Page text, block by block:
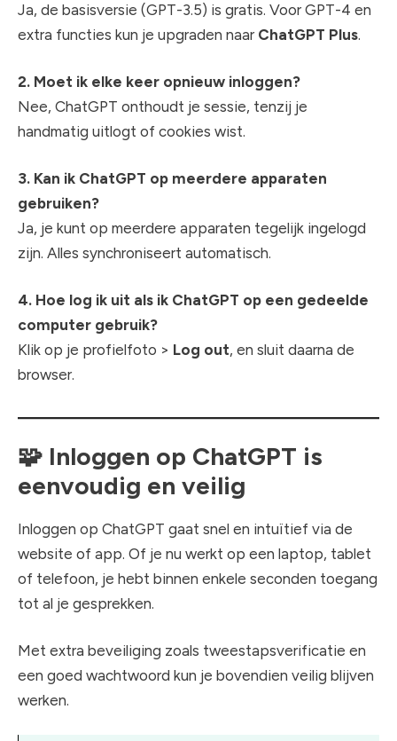
Ja, de basisversie (GPT-3.5) is gratis. Voor GPT-4 en
extra functies kun je upgraden naar ChatGPT Plus.
2. Moet ik elke keer opnieuw inloggen?
Nee, ChatGPT onthoudt je sessie, tenzij je
handmatig uitlogt of cookies wist.
3. Kan ik ChatGPT op meerdere apparaten
gebruiken?
Ja, je kunt op meerdere apparaten tegelijk ingelogd
zijn. Alles synchroniseert automatisch.
4. Hoe log ik uit als ik ChatGPT op een gedeelde
computer gebruik?
Klik op je profielfoto > Log out, en sluit daarna de
browser.
🧩 Inloggen op ChatGPT is
eenvoudig en veilig
Inloggen op ChatGPT gaat snel en intuïtief via de
website of app. Of je nu werkt op een laptop, tablet
of telefoon, je hebt binnen enkele seconden toegang
tot al je gesprekken.
Met extra beveiliging zoals tweestapsverificatie en
een goed wachtwoord kun je bovendien veilig blijven
werken.